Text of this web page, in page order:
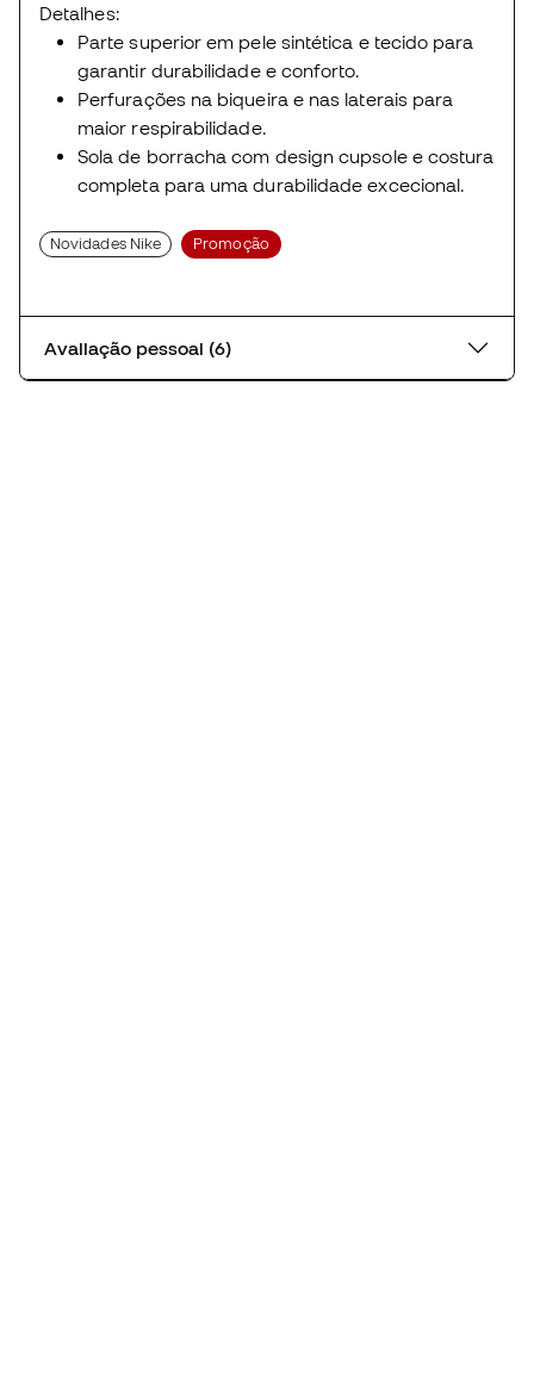
Detalhes:
Parte superior em pele sintética e tecido para
garantir durabilidade e conforto.
Perfurações na biqueira e nas laterais para
maior respirabilidade.
Sola de borracha com design cupsole e costura
completa para uma durabilidade excecional.
Novidades Nike Promoção
Avaliação pessoal (6)